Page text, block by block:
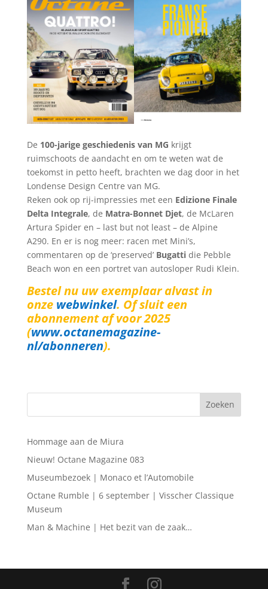
De 100-jarige geschiedenis van MG krijgt
ruimschoots de aandacht en om te weten wat de
toekomst in petto heeft, brachten we dag door in het
Londense Design Centre van MG.
Reken ook op rij-impressies met een Edizione Finale
Delta Integrale, de Matra-Bonnet Djet, de McLaren
Artura Spider en – last but not least – de Alpine
A290. En er is nog meer: racen met Mini’s,
commentaren op de ‘preserved’ Bugattidie Pebble
Beach won en een portret van autosloper Rudi Klein.
Bestel nu uw exemplaar alvast in
onze webwinkel. Of sluit een
abonnement af voor 2025
(www.octanemagazine-
nl/abonneren).
Hommage aan de Miura
Nieuw! Octane Magazine 083
Museumbezoek | Monaco et l’Automobile
Octane Rumble | 6 september | Visscher Classique
Museum
Man & Machine | Het bezit van de zaak…